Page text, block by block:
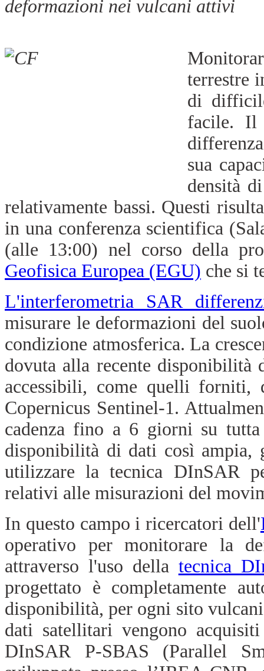
deformazioni nei vulcani attivi
terrestre
di
facile. Il
sua
densità
relativamente bassi. Questi
in una conferenza scientifica
(alle 13:00) nel corso della
Geofisica Europea (EGU) che si
L'interferometria SAR
misurare le deformazioni del
condizione atmosferica. La
dovuta alla recente
accessibili, come quelli forniti,
Copernicus Sentinel-1.
cadenza fino a 6 giorni su
disponibilità di dati così ampia,
utilizzare la tecnica DInSAR
relativi alle misurazioni del
In questo campo i ricercatori dell'
operativo per monitorare la
attraverso l'uso della tecnica
progettato è completamente
disponibilità, per ogni sito
dati satellitari vengono
DInSAR P-SBAS (Parallel